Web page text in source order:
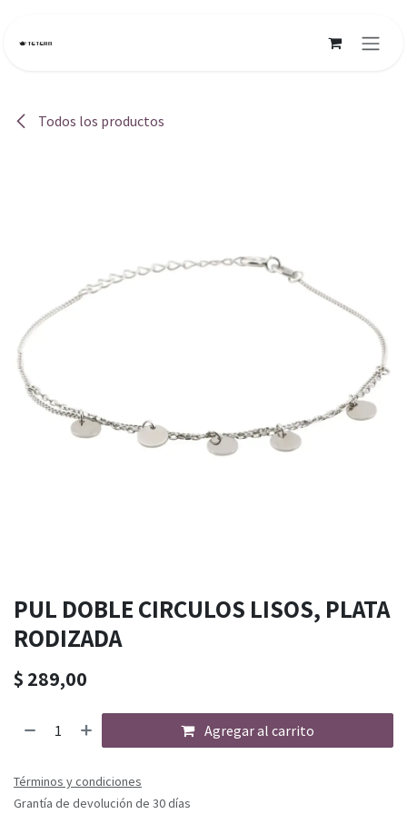
Todos los productos
PUL DOBLE CIRCULOS LISOS, PLATA
RODIZADA
$ 289,00
Agregar al carrito
Términos y condiciones
Grantía de devolución de 30 días